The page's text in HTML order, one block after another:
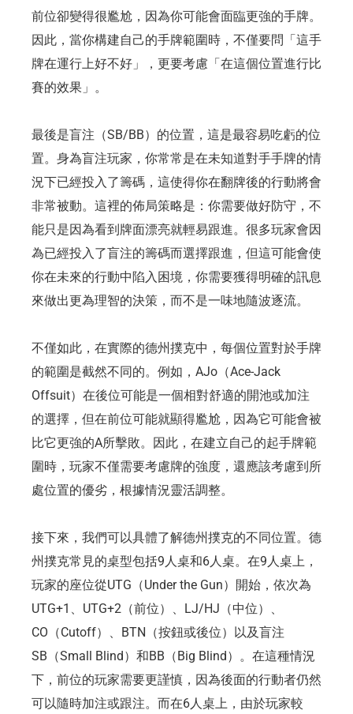
前位卻變得很尷尬，因為你可能會面臨更強的手牌。
因此，當你構建自己的手牌範圍時，不僅要問「這手
牌在運行上好不好」，更要考慮「在這個位置進行比
賽的效果」。
最後是盲注（SB/BB）的位置，這是最容易吃虧的位
置。身為盲注玩家，你常常是在未知道對手手牌的情
況下已經投入了籌碼，這使得你在翻牌後的行動將會
非常被動。這裡的佈局策略是：你需要做好防守，不
能只是因為看到牌面漂亮就輕易跟進。很多玩家會因
為已經投入了盲注的籌碼而選擇跟進，但這可能會使
你在未來的行動中陷入困境，你需要獲得明確的訊息
來做出更為理智的決策，而不是一味地隨波逐流。
不僅如此，在實際的德州撲克中，每個位置對於手牌
的範圍是截然不同的。例如，AJo（Ace-Jack
Offsuit）在後位可能是一個相對舒適的開池或加注
的選擇，但在前位可能就顯得尷尬，因為它可能會被
比它更強的A所擊敗。因此，在建立自己的起手牌範
圍時，玩家不僅需要考慮牌的強度，還應該考慮到所
處位置的優劣，根據情況靈活調整。
接下來，我們可以具體了解德州撲克的不同位置。德
州撲克常見的桌型包括9人桌和6人桌。在9人桌上，
玩家的座位從UTG（Under the Gun）開始，依次為
UTG+1、UTG+2（前位）、LJ/HJ（中位）、
CO（Cutoff）、BTN（按鈕或後位）以及盲注
SB（Small Blind）和BB（Big Blind）。在這種情況
下，前位的玩家需要更謹慎，因為後面的行動者仍然
可以隨時加注或跟注。而在6人桌上，由於玩家較